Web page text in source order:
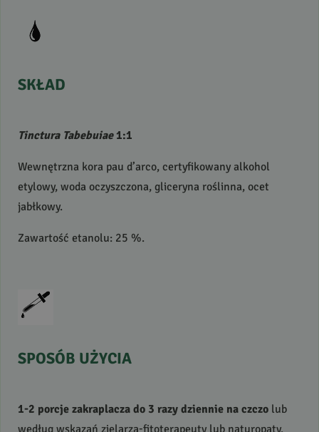
SKŁAD
Tinctura Tabebuiae1:1
Wewnętrzna kora pau d’arco, certyfikowany alkohol
etylowy, woda oczyszczona, gliceryna roślinna, ocet
jabłkowy.
Zawartość etanolu: 25 %.
SPOSÓB UŻYCIA
1-2 porcje zakraplacza do 3 razy dziennie na czczo lub
według wskazań zielarza-fitoterapeuty lub naturopaty.